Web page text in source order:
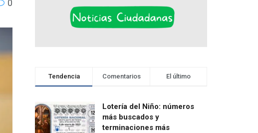
0
Tendencia Comentarios El último
Lotería del Niño: números
más buscados y
terminaciones más